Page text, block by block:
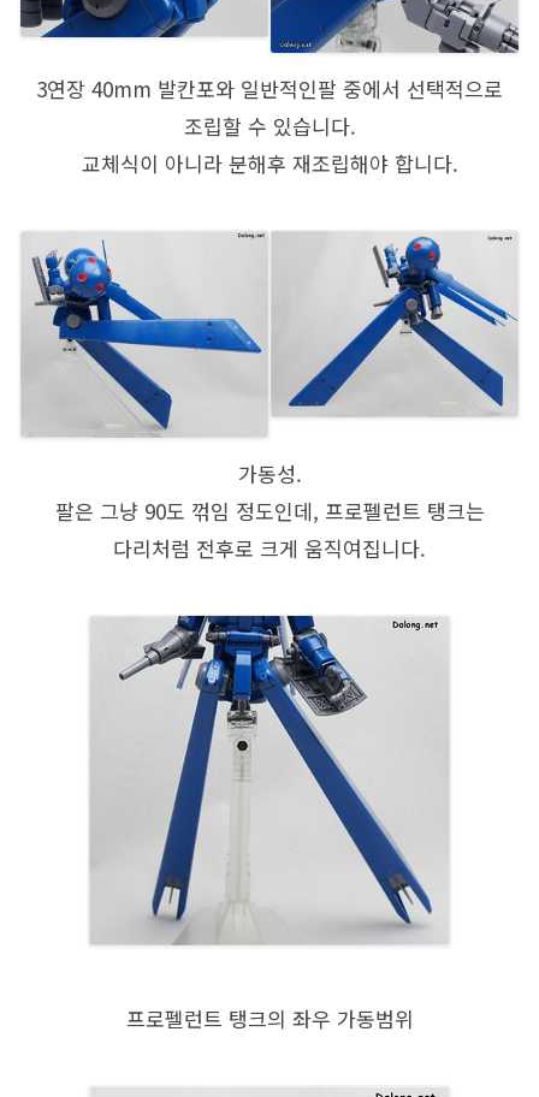
3연장 40mm 발칸포와 일반적인팔 중에서 선택적으로
조립할 수 있습니다.
교체식이 아니라 분해후 재조립해야 합니다.
가동성.
팔은 그냥 90도 꺾임 정도인데, 프로펠런트 탱크는
다리처럼 전후로 크게 움직여집니다.
프로펠런트 탱크의 좌우 가동범위